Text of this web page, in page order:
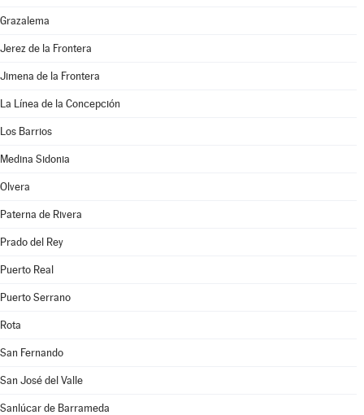
Grazalema
Jerez de la Frontera
Jimena de la Frontera
La Línea de la Concepción
Los Barrios
Medina Sidonia
Olvera
Paterna de Rivera
Prado del Rey
Puerto Real
Puerto Serrano
Rota
San Fernando
San José del Valle
Sanlúcar de Barrameda